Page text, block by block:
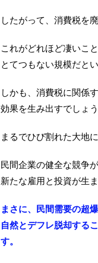
したがって、消費税を
これがどれほど凄いこ
とてつもない規模だと
しかも、消費税に関係
効果を生み出すでしょう
まるでひび割れた大地
民間企業の健全な競争
新たな雇用と投資が生
まさに、民間需要の超
自然とデフレ脱却する
す。